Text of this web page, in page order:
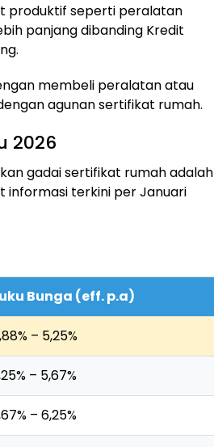
produktif seperti peralatan
panjang dibanding Kredit
membeli peralatan atau
agunan sertifikat rumah.
2026
gadai sertifikat rumah adalah
informasi terkini per Januari
Bunga (eff. p.a)
– 5,25%
– 5,67%
– 6,25%